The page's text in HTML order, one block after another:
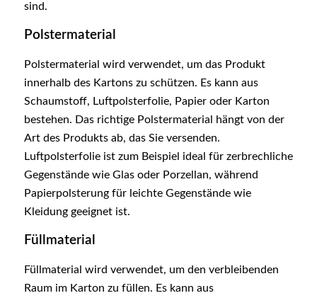
sind.
Polstermaterial
Polstermaterial wird verwendet, um das Produkt
innerhalb des Kartons zu schützen. Es kann aus
Schaumstoff, Luftpolsterfolie, Papier oder Karton
bestehen. Das richtige Polstermaterial hängt von der
Art des Produkts ab, das Sie versenden.
Luftpolsterfolie ist zum Beispiel ideal für zerbrechliche
Gegenstände wie Glas oder Porzellan, während
Papierpolsterung für leichte Gegenstände wie
Kleidung geeignet ist.
Füllmaterial
Füllmaterial wird verwendet, um den verbleibenden
Raum im Karton zu füllen. Es kann aus